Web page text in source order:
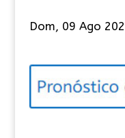
e
o
í
Dom, 09 Ago